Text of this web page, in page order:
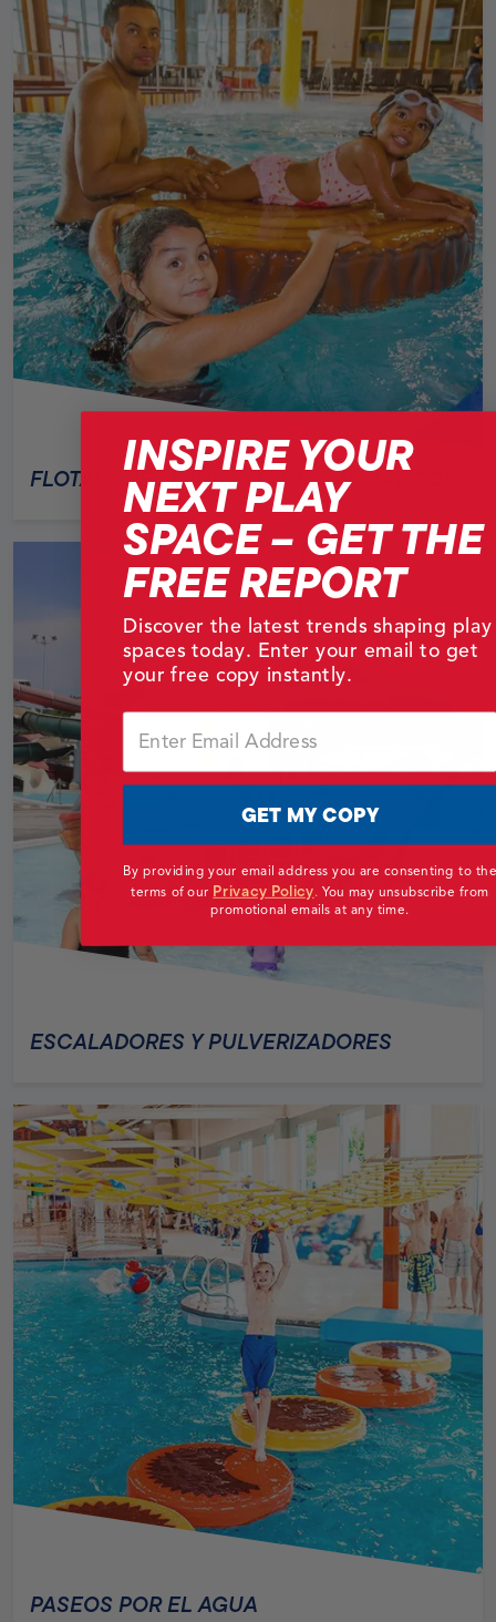
FLOTADORES PARA PARQUES ACUÁTICOS
ESCALADORES Y PULVERIZADORES
PASEOS POR EL AGUA
INSPIRE YOUR
NEXT PLAY
SPACE – GET THE
FREE REPORT
Discover the latest trends shaping play
spaces today. Enter your email to get
your free copy instantly.
GET MY COPY
By providing your email address you are consenting to the
terms of our Privacy Policy.You may unsubscribe from
promotional emails at any time.